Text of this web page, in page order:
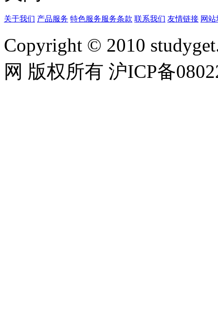
关于我们 产品服务 特色服务服务条款 联系我们 友情链接 网
Copyright © 2010
网 版权所有 沪ICP备